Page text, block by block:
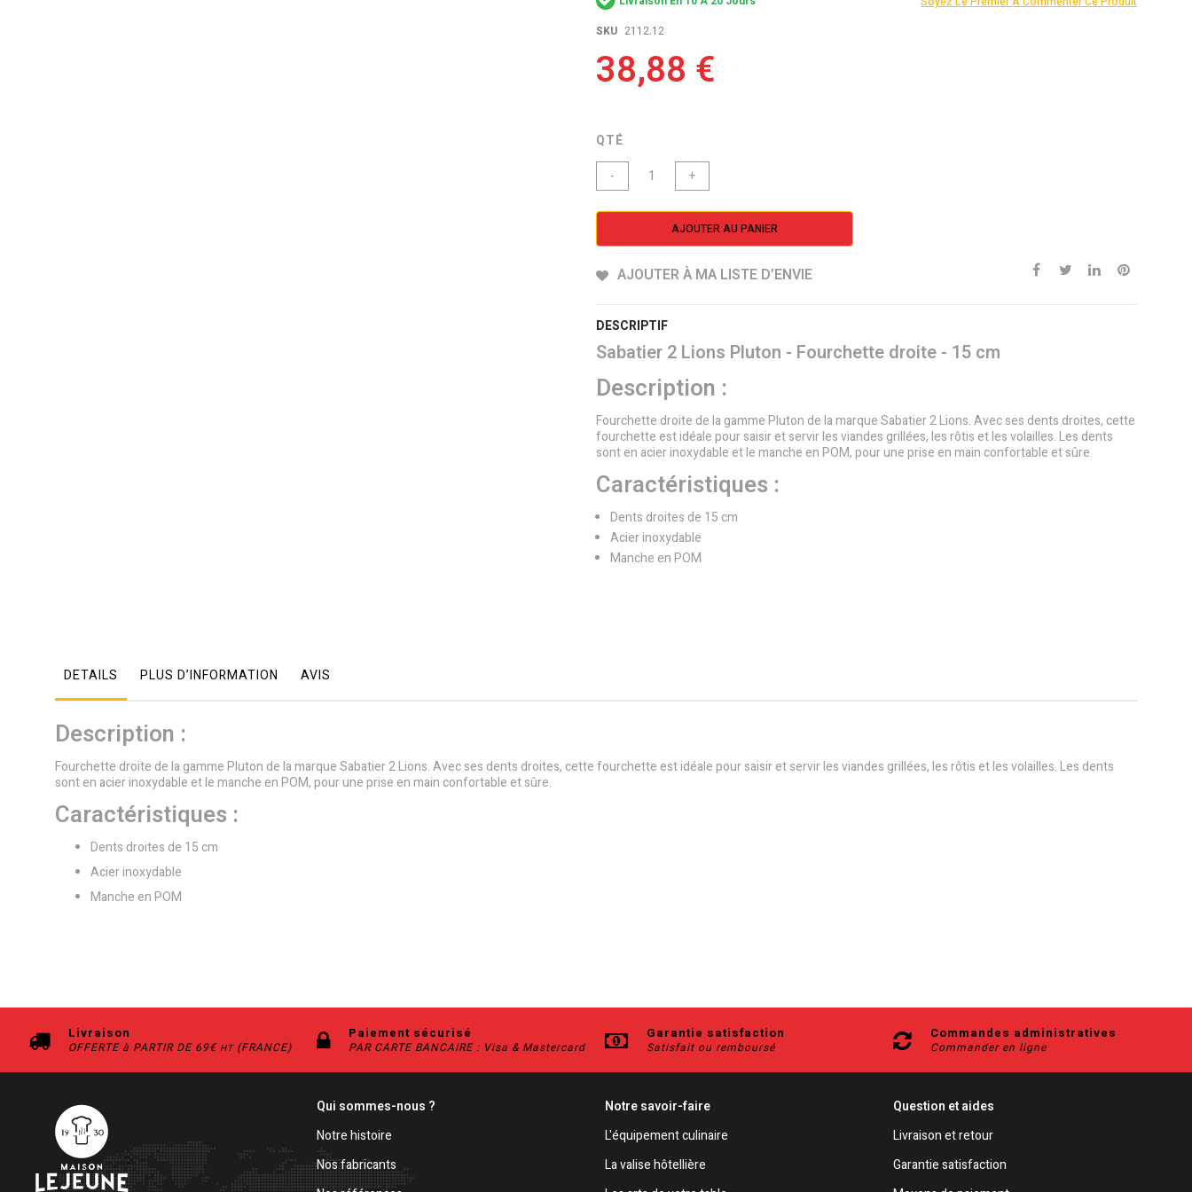
SKU 2112.12
38,88 €
QTÉ
-
+
AJOUTER AU PANIER
AJOUTER À MA LISTE D’ENVIE
DESCRIPTIF
Sabatier 2 Lions Pluton - Fourchette droite - 15 cm
Description :
Fourchette droite de la gamme Pluton de la marque Sabatier 2 Lions. Avec ses dents droites, cette
fourchette est idéale pour saisir et servir les viandes grillées, les rôtis et les volailles. Les dents
sont en acier inoxydable et le manche en POM, pour une prise en main confortable et sûre.
Caractéristiques :
Dents droites de 15 cm
Acier inoxydable
Manche en POM
DETAILS PLUS D’INFORMATION AVIS
Description :
Fourchette droite de la gamme Pluton de la marque Sabatier 2 Lions. Avec ses dents droites, cette fourchette est idéale pour saisir et servir les viandes grillées, les rôtis et les volailles. Les dents
sont en acier inoxydable et le manche en POM, pour une prise en main confortable et sûre.
Caractéristiques :
Dents droites de 15 cm
Acier inoxydable
Manche en POM
Livraison
OFFERTE à PARTIR DE 69€ HT(FRANCE)
Paiement sécurisé
PAR CARTE BANCAIRE : Visa & Mastercard
Garantie satisfaction
Satisfait ou remboursé
Commandes administratives
Commander en ligne
Qui sommes-nous ?
Notre histoire
Nos fabricants
Notre savoir-faire
L'équipement culinaire
La valise hôtellière
Question et aides
Livraison et retour
Garantie satisfaction